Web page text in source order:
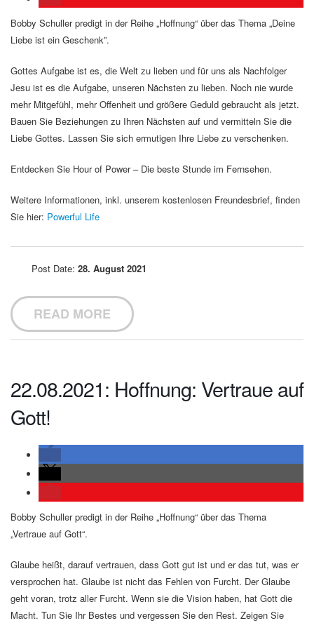
Bobby Schuller predigt in der Reihe „Hoffnung“ über das Thema „Deine
Liebe ist ein Geschenk”.
Gottes Aufgabe ist es, die Welt zu lieben und für uns als Nachfolger
Jesu ist es die Aufgabe, unseren Nächsten zu lieben. Noch nie wurde
mehr Mitgefühl, mehr Offenheit und größere Geduld gebraucht als jetzt.
Bauen Sie Beziehungen zu Ihren Nächsten auf und vermitteln Sie die
Liebe Gottes. Lassen Sie sich ermutigen Ihre Liebe zu verschenken.
Entdecken Sie Hour of Power – Die beste Stunde im Fernsehen.
Weitere Informationen, inkl. unserem kostenlosen Freundesbrief, finden
Sie hier: Powerful Life
Post Date: 28. August 2021
READ MORE
22.08.2021: Hoffnung: Vertraue auf
Gott!
Bobby Schuller predigt in der Reihe „Hoffnung“ über das Thema
„Vertraue auf Gott“.
Glaube heißt, darauf vertrauen, dass Gott gut ist und er das tut, was er
versprochen hat. Glaube ist nicht das Fehlen von Furcht. Der Glaube
geht voran, trotz aller Furcht. Wenn sie die Vision haben, hat Gott die
Macht. Tun Sie Ihr Bestes und vergessen Sie den Rest. Zeigen Sie